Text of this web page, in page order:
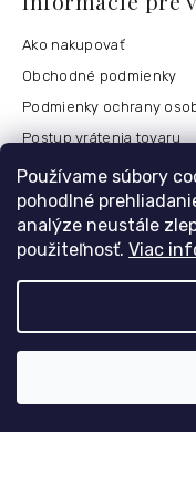
Používame súbory
pohodlné
analýze neustále
použiteľnosť. Viac
Ako nakupovať
Obchodné podmienky
Podmienky ochrany
Postup vrátenia tovaru
Česko
Môj účet
Přihlášení